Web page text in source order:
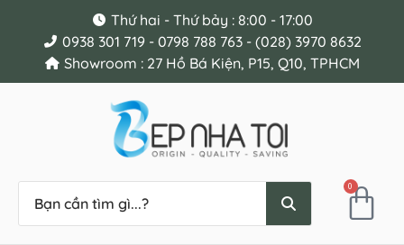
Thứ hai - Thứ bảy : 8:00 - 17:00
0938 301 719 - 0798 788 763 - (028) 3970 8632
Showroom : 27 Hồ Bá Kiện, P15, Q10, TPHCM
0